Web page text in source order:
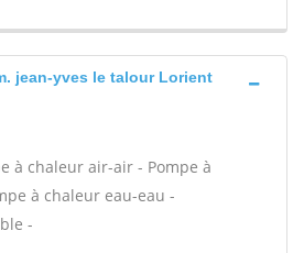
jean-yves le talour Lorient
à chaleur air-air - Pompe à
à chaleur eau-eau -
-